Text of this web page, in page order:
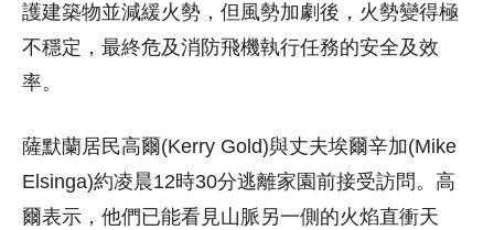
護建築物並減緩火勢，但風勢加劇後，火勢變得極
不穩定，最終危及消防飛機執行任務的安全及效
率。
薩默蘭居民高爾(Kerry Gold)與丈夫埃爾辛加(Mike
Elsinga)約凌晨12時30分逃離家園前接受訪問。高
爾表示，他們已能看見山脈另一側的火焰直衝天